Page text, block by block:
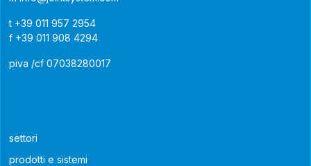
t +39 011 957 2954
f +39 011 908 4294
piva /cf 07038280017
settori
prodotti e sistemi